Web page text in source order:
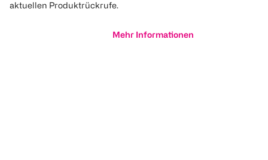
aktuellen Produktrückrufe.
Mehr Informationen